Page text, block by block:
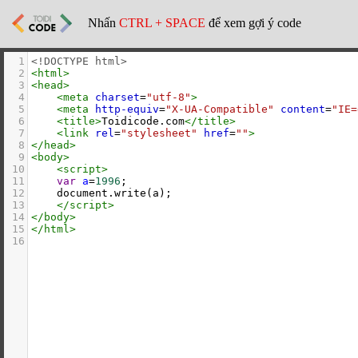
Nhấn CTRL + SPACE để xem gợi ý code
1 <!DOCTYPE html>
2 <html>
3 <head>
4
<meta charset="utf-8">
5
<meta http-equiv="X-UA-Compatible" content=
6
<title>Toidicode.com</title>
7
<link rel="stylesheet" href="">
8 </ head>
9 <body>
10
<script>
11
var a=1996 ;
12
document . write ( a );
13
</script>
14 </ body>
15 </ html>
16